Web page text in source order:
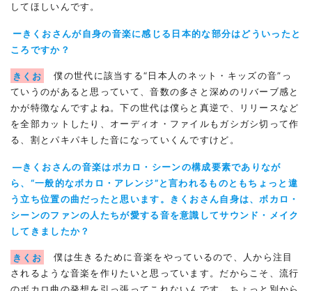
してほしいんです。
ーきくおさんが自身の音楽に感じる日本的な部分はどういったと
ころですか？
きくお
僕の世代に該当する“日本人のネット・キッズの音”っ
ていうのがあると思っていて、音数の多さと深めのリバーブ感と
かが特徴なんですよね。下の世代は僕らと真逆で、リリースなど
を全部カットしたり、オーディオ・ファイルもガシガシ切って作
る、割とパキパキした音になっていくんですけど。
―きくおさんの音楽はボカロ・シーンの構成要素でありなが
ら、“一般的なボカロ・アレンジ”と言われるものともちょっと違
う立ち位置の曲だったと思います。きくおさん自身は、ボカロ・
シーンのファンの人たちが愛する音を意識してサウンド・メイク
してきましたか？
きくお
僕は生きるために音楽をやっているので、人から注目
されるような音楽を作りたいと思っています。だからこそ、流行